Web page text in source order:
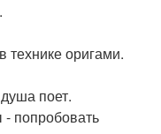
технике оригами.
поет.
попробовать